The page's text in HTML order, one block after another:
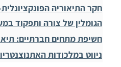
חקר התיאוריה
הגומלין של צורה ותפקוד
חשיפת מתחים חברתיים:
ניווט במלכודות